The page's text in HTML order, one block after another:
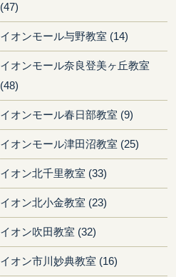
(47)
イオンモール与野教室 (14)
イオンモール奈良登美ヶ丘教室
(48)
イオンモール春日部教室 (9)
イオンモール津田沼教室 (25)
イオン北千里教室 (33)
イオン北小金教室 (23)
イオン吹田教室 (32)
イオン市川妙典教室 (16)